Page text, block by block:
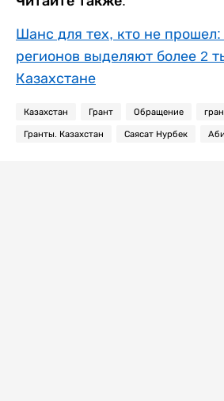
Шанс для тех, кто не
регионов выделяют более 2
Казахстане
Казахстан Грант Обращение
Гранты. Казахстан Саясат Нурбек